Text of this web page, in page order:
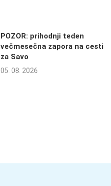
POZOR: prihodnji teden
večmesečna zapora na cesti
za Savo
05. 08. 2026